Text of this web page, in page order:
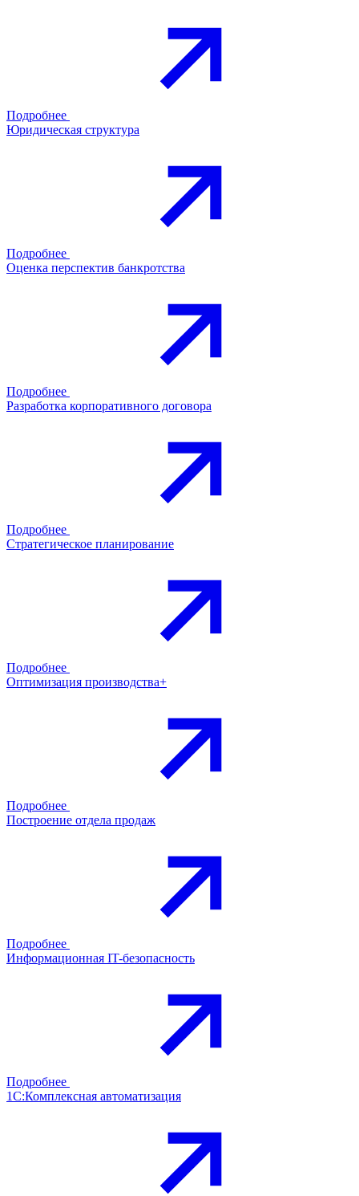
Подробнее
Юридическая структура
Подробнее
Оценка перспектив банкротства
Подробнее
Разработка корпоративного договора
Подробнее
Стратегическое планирование
Подробнее
Оптимизация производства+
Подробнее
Построение отдела продаж
Подробнее
Информационная IT-безопасность
Подробнее
1С:Комплексная автоматизация